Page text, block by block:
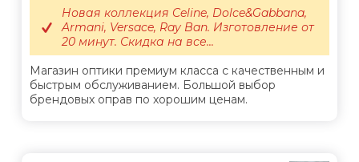
Магазин оптики премиум класса с качественным и
быстрым обслуживанием. Большой выбор
брендовых оправ по хорошим ценам.
Новая коллекция Celine, Dolce&Gabbana,
Armani, Versace, Ray Ban. Изготовление от
20 минут. Скидка на все...